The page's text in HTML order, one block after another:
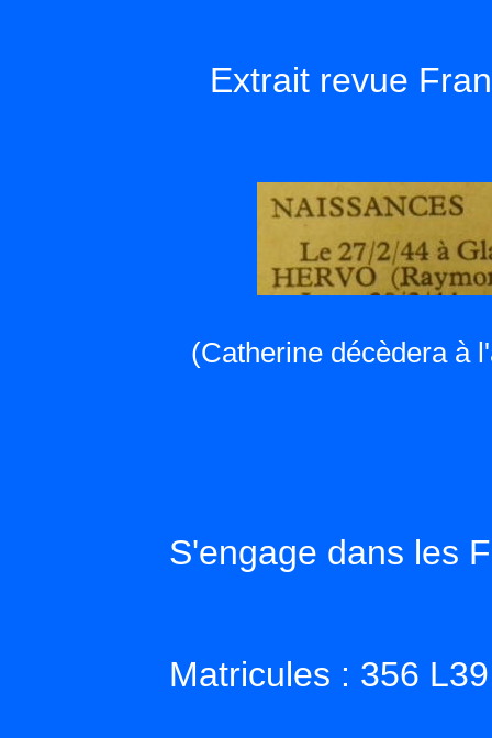
Extrait revue
(Catherine décèdera à
S'engage dans les
Matricules : 356